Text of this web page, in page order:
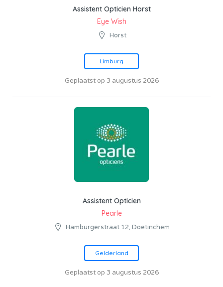
Assistent Opticien Horst
Eye Wish
Horst
Limburg
Geplaatst op 3 augustus 2026
Assistent Opticien
Pearle
Hamburgerstraat 12, Doetinchem
Gelderland
Geplaatst op 3 augustus 2026